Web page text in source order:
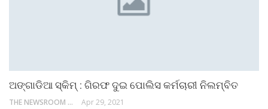
ଅଙ୍ଗାଡିଆ ସ୍କିମ୍ : ଗିରଫ ଦୁଇ ପୋଲିସ କର୍ମଚାରୀ ନିଲମ୍ବିତ
THE NEWSROOM NETWORK Apr 29, 2021